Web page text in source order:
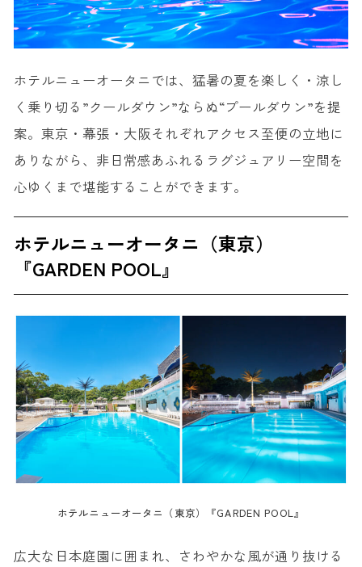
ホテルニューオータニでは、猛暑の夏を楽しく・涼し
く乗り切る”クールダウン”ならぬ“プールダウン”を提
案。東京・幕張・大阪それぞれアクセス至便の立地に
ありながら、非日常感あふれるラグジュアリー空間を
心ゆくまで堪能することができます。
ホテルニューオータニ（東京）
『GARDEN POOL』
ホテルニューオータニ（東京）『GARDEN POOL』
広大な日本庭園に囲まれ、さわやかな風が通り抜ける